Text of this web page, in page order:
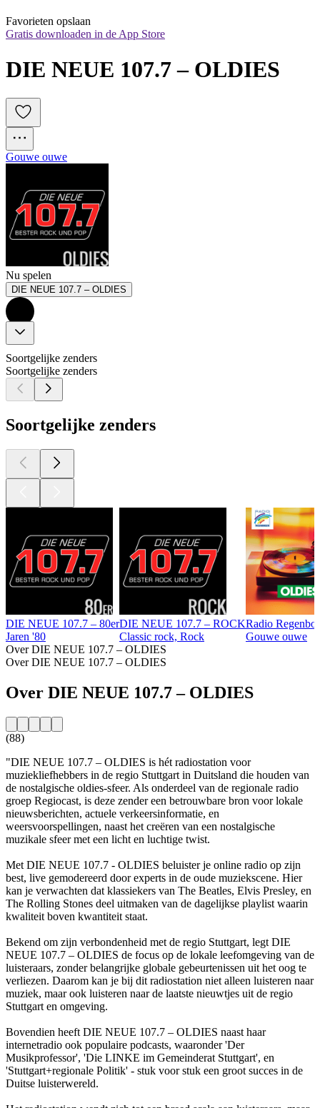
Favorieten opslaan
Gratis downloaden in de App Store
DIE NEUE 107.7 – OLDIES
Gouwe ouwe
Nu spelen
DIE NEUE 107.7 – OLDIES
Soortgelijke zenders
Soortgelijke zenders
Soortgelijke zenders
DIE NEUE 107.7 – 80er
Jaren '80
DIE NEUE 107.7 – ROCK
Classic rock, Rock
Radio
Gouwe ouwe
Over DIE NEUE 107.7 – OLDIES
Over DIE NEUE 107.7 – OLDIES
Over DIE NEUE 107.7 – OLDIES
(88)
"DIE NEUE 107.7 – OLDIES is hét radiostation voor
muziekliefhebbers in de regio Stuttgart in Duitsland die houden van
de nostalgische oldies-sfeer. Als onderdeel van de regionale radio
groep Regiocast, is deze zender een betrouwbare bron voor lokale
nieuwsberichten, actuele verkeersinformatie, en
weersvoorspellingen, naast het creëren van een nostalgische
muzikale sfeer met een licht en luchtige twist.
Met DIE NEUE 107.7 - OLDIES beluister je online radio op zijn
best, live gemodereerd door experts in de oude muziekscene. Hier
kan je verwachten dat klassiekers van The Beatles, Elvis Presley, en
The Rolling Stones deel uitmaken van de dagelijkse playlist waarin
kwaliteit boven kwantiteit staat.
Bekend om zijn verbondenheid met de regio Stuttgart, legt DIE
NEUE 107.7 – OLDIES de focus op de lokale leefomgeving van de
luisteraars, zonder belangrijke globale gebeurtenissen uit het oog te
verliezen. Daarom kan je bij dit radiostation niet alleen luisteren naar
muziek, maar ook luisteren naar de laatste nieuwtjes uit de regio
Stuttgart en omgeving.
Bovendien heeft DIE NEUE 107.7 – OLDIES naast haar
internetradio ook populaire podcasts, waaronder 'Der
Musikprofessor', 'Die LINKE im Gemeinderat Stuttgart', en
'Stuttgart+regionale Politik' - stuk voor stuk een groot succes in de
Duitse luisterwereld.